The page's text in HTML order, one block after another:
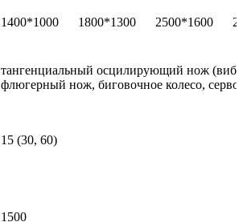
1400*1000 1800*1300 2500*1600
тангенциальный осцилирующий нож
флюгерный нож, биговочное колесо,
15 (30, 60)
1500